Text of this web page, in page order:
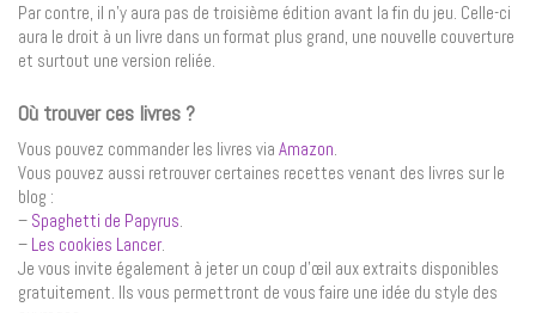
Par contre, il n’y aura pas de troisième édition avant la fin du jeu. Celle-ci
aura le droit à un livre dans un format plus grand, une nouvelle couverture
et surtout une version reliée.
Où trouver ces livres ?
Vous pouvez commander les livres via Amazon.
Vous pouvez aussi retrouver certaines recettes venant des livres sur le
blog :
– Spaghetti de Papyrus.
– Les cookies Lancer.
Je vous invite également à jeter un coup d’œil aux extraits disponibles
gratuitement. Ils vous permettront de vous faire une idée du style des